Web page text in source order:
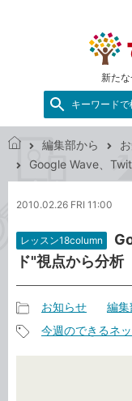
新た
キーワードで
で
ネ
ト
編集部から
Google Wave、
2010.02.26 FRI 11:00
レッスン18column
ド"視点から分析
事
カ
お知らせ 編集
今週のできるネ